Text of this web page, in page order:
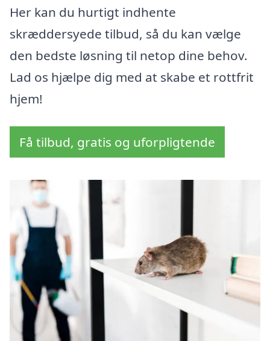
Her kan du hurtigt indhente
skræddersyede tilbud, så du kan vælge
den bedste løsning til netop dine behov.
Lad os hjælpe dig med at skabe et rottfrit
hjem!
Få tilbud, gratis og uforpligtende